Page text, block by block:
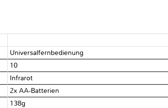
Universalfernbedienung
10
Infrarot
2x AA-Batterien
138g